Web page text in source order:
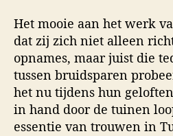
Het mooie aan het werk
dat zij zich niet alleen
opnames, maar juist die
tussen bruidsparen
het nu tijdens hun
in hand door de tuinen
essentie van trouwen in